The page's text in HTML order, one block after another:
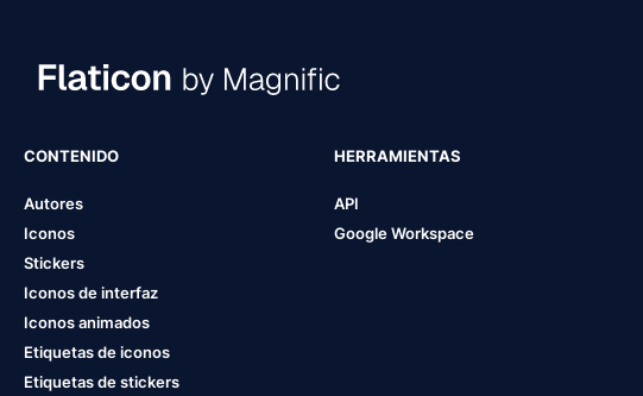
CONTENIDO
Autores
Iconos
Stickers
Iconos de interfaz
Iconos animados
Etiquetas de iconos
Etiquetas de stickers
HERRAMIENTAS
API
Google Workspace